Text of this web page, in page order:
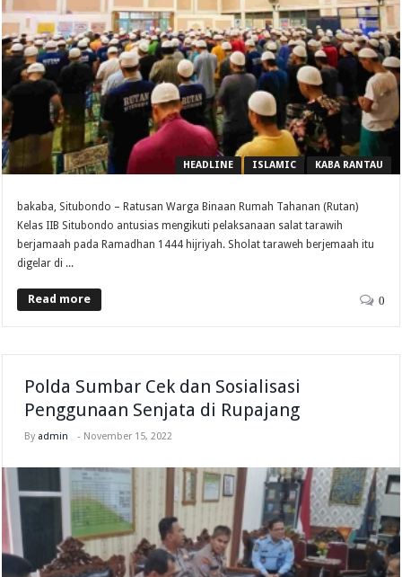
HEADLINE ISLAMIC KABA RANTAU
bakaba, Situbondo – Ratusan Warga Binaan Rumah Tahanan (Rutan)
Kelas IIB Situbondo antusias mengikuti pelaksanaan salat tarawih
berjamaah pada Ramadhan 1444 hijriyah. Sholat taraweh berjemaah itu
digelar di ...
Read more 0
Polda Sumbar Cek dan Sosialisasi
Penggunaan Senjata di Rupajang
By admin - November 15, 2022